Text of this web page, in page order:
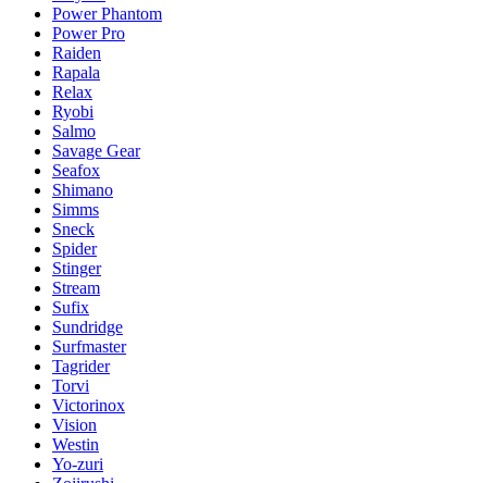
Power Phantom
Power Pro
Raiden
Rapala
Relax
Ryobi
Salmo
Savage Gear
Seafox
Shimano
Simms
Sneck
Spider
Stinger
Stream
Sufix
Sundridge
Surfmaster
Tagrider
Torvi
Victorinox
Vision
Westin
Yo-zuri